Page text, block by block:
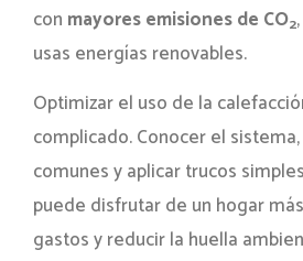
con mayores emisiones de CO2
usas energías renovables.
Optimizar el uso de la
complicado. Conocer el
comunes y aplicar trucos
puede disfrutar de un hogar
gastos y reducir la huella